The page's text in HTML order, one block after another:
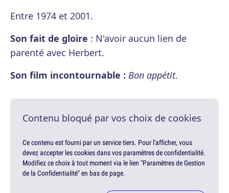
Entre 1974 et 2001.
Son fait de gloire : N'avoir aucun lien de
parenté avec Herbert.
Son film incontournable : Bon appétit.
Contenu bloqué par vos choix de cookies
Ce contenu est fourni par un service tiers. Pour l'afficher, vous
devez accepter les cookies dans vos paramètres de confidentialité.
Modifiez ce choix à tout moment via le lien "Paramètres de Gestion
de la Confidentialité" en bas de page.